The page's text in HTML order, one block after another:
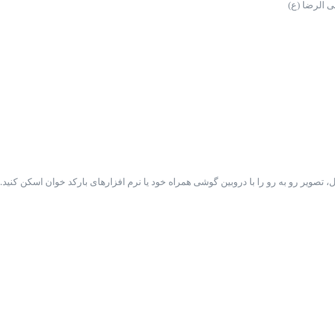
رو به رو را با دروبین گوشی همراه خود یا نرم افزارهای بارکد خوان اسکن کنید.